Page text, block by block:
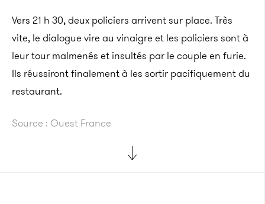
Vers 21 h 30, deux policiers arrivent sur place. Très
vite, le dialogue vire au vinaigre et les policiers sont à
leur tour malmenés et insultés par le couple en furie.
Ils réussiront finalement à les sortir pacifiquement du
restaurant.
Source : Ouest France